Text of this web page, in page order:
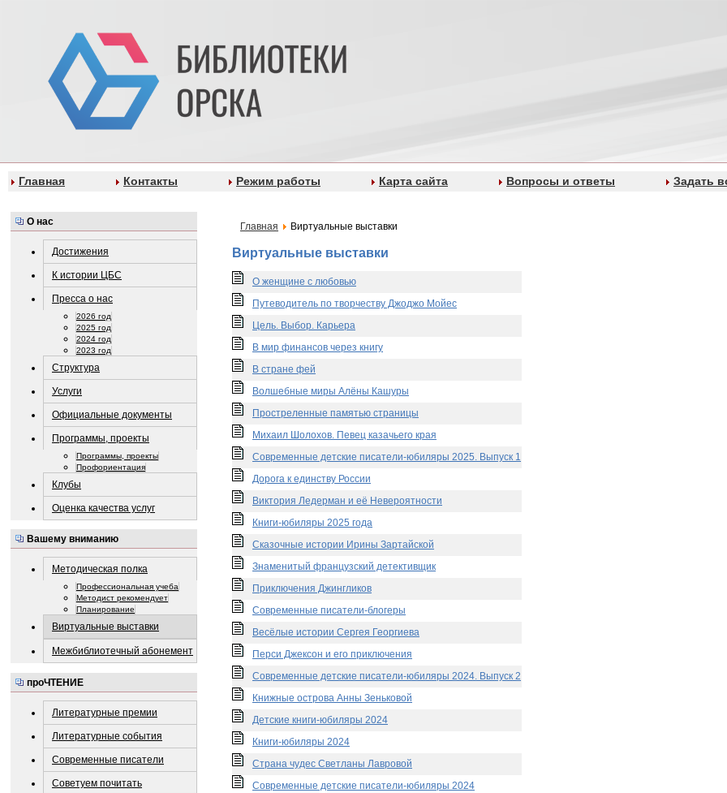
Главная Контакты Режим работы Карта сайта Вопросы и ответы Задать
О нас
Достижения
К истории ЦБС
Пресса о нас
2026 год
2025 год
2024 год
2023 год
Структура
Услуги
Официальные документы
Программы, проекты
Программы, проекты
Профориентация
Клубы
Оценка качества услуг
Вашему вниманию
Методическая полка
Профессиональная учеба
Методист рекомендует
Планирование
Виртуальные выставки
Межбиблиотечный абонемент
проЧТЕНИЕ
Литературные премии
Литературные события
Современные писатели
Советуем почитать
Главная Виртуальные выставки
Виртуальные выставки
О женщине с любовью
Путеводитель по творчеству Джоджо Мойес
Цель. Выбор. Карьера
В мир финансов через книгу
В стране фей
Волшебные миры Алёны Кашуры
Простреленные памятью страницы
Михаил Шолохов. Певец казачьего края
Современные детские писатели-юбиляры 2025. Выпуск 1
Дорога к единству России
Виктория Ледерман и её Невероятности
Книги-юбиляры 2025 года
Сказочные истории Ирины Зартайской
Знаменитый французский детективщик
Приключения Джингликов
Современные писатели-блогеры
Весёлые истории Сергея Георгиева
Перси Джексон и его приключения
Современные детские писатели-юбиляры 2024. Выпуск 2
Книжные острова Анны Зеньковой
Детские книги-юбиляры 2024
Книги-юбиляры 2024
Страна чудес Светланы Лавровой
Современные детские писатели-юбиляры 2024